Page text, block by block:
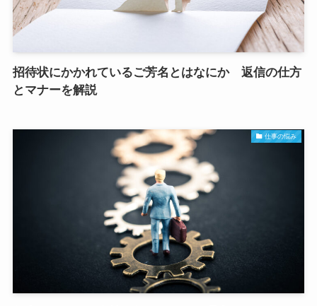
招待状にかかれているご芳名とはなにか 返信の仕方
とマナーを解説
仕事の悩み